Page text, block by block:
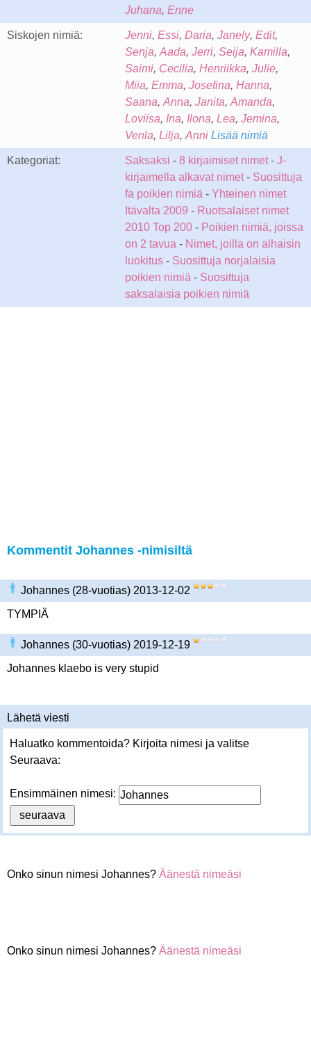
Juhana, Enne
Siskojen nimiä: Jenni, Essi, Daria, Janely, Edit,
Senja, Aada, Jerri, Seija, Kamilla,
Saimi, Cecilia, Henriikka, Julie,
Miia, Emma, Josefina, Hanna,
Saana, Anna, Janita, Amanda,
Loviisa, Ina, Ilona, Lea, Jemina,
Venla, Lilja, Anni Lisää nimiä
Kategoriat: Saksaksi - 8 kirjaimiset nimet- J-
kirjaimella alkavat nimet- Suosittuja
fa poikien nimiä - Yhteinen nimet
Itävalta 2009 - Ruotsalaiset nimet
2010 Top 200 - Poikien nimiä, joissa
on 2 tavua - Nimet, joilla on alhaisin
luokitus - Suosittuja norjalaisia
poikien nimiä - Suosittuja
saksalaisia poikien nimiä
Kommentit Johannes -nimisiltä
Johannes (28-vuotias) 2013-12-02
TYMPIÄ
Johannes (30-vuotias) 2019-12-19
Johannes klaebo is very stupid
Lähetä viesti
Haluatko kommentoida? Kirjoita nimesi ja valitse
Seuraava:
Ensimmäinen nimesi:
Onko sinun nimesi Johannes? Äänestä nimeäsi
Onko sinun nimesi Johannes? Äänestä nimeäsi